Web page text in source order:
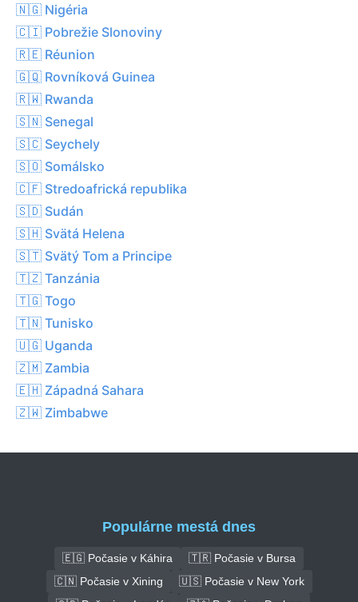
🇳🇬 Nigéria
🇨🇮 Pobrežie Slonoviny
🇷🇪 Réunion
🇬🇶 Rovníková Guinea
🇷🇼 Rwanda
🇸🇳 Senegal
🇸🇨 Seychely
🇸🇴 Somálsko
🇨🇫 Stredoafrická republika
🇸🇩 Sudán
🇸🇭 Svätá Helena
🇸🇹 Svätý Tom a Principe
🇹🇿 Tanzánia
🇹🇬 Togo
🇹🇳 Tunisko
🇺🇬 Uganda
🇿🇲 Zambia
🇪🇭 Západná Sahara
🇿🇼 Zimbabwe
Populárne mestá dnes
🇪🇬 Počasie v Káhira
🇹🇷 Počasie v Bursa
🇨🇳 Počasie v Xining
🇺🇸 Počasie v New York